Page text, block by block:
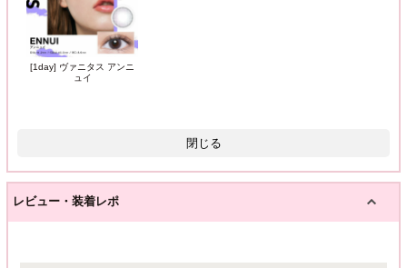
[1day] ヴァニタス アンニ
ュイ
閉じる
レビュー・装着レポ